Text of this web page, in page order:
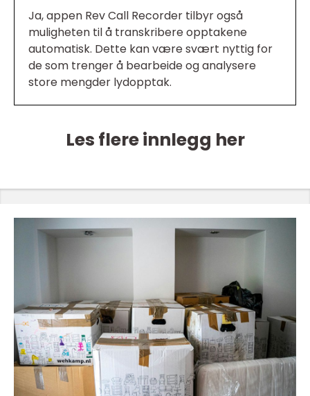
Ja, appen Rev Call Recorder tilbyr også
muligheten til å transkribere opptakene
automatisk. Dette kan være svært nyttig for
de som trenger å bearbeide og analysere
store mengder lydopptak.
Les flere innlegg her